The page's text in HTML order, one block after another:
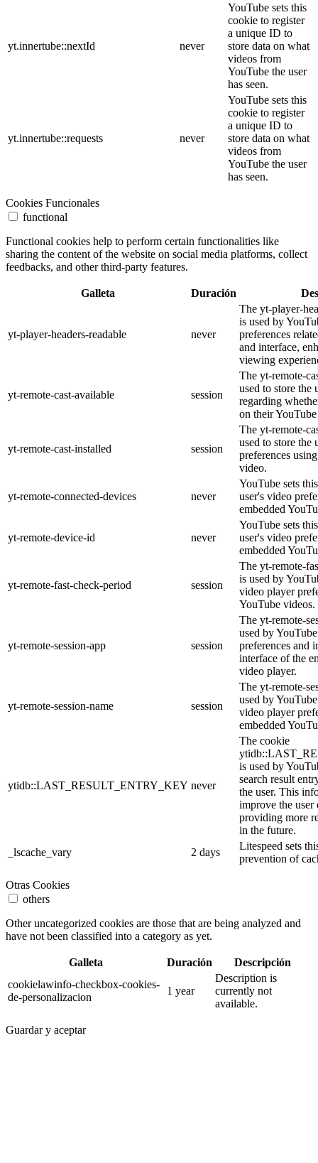
yt.innertube::nextId never
YouTube sets this
cookie to register
a unique ID to
store data on what
videos from
YouTube the user
has seen.
yt.innertube::requests never
YouTube sets this
cookie to register
a unique ID to
store data on what
videos from
YouTube the user
has seen.
Cookies Funcionales
functional
Functional cookies help to perform certain functionalities like
sharing the content of the website on social media platforms, collect
feedbacks, and other third-party features.
Galleta Duración
yt-player-headers-readable never
The yt-player-
is used by
preferences
and interface,
viewing
yt-remote-cast-available session
The yt-remote-
used to store the
regarding
on their
yt-remote-cast-installed session
The yt-remote-
used to store the
preferences
video.
yt-remote-connected-devices never
YouTube sets
user's video
embedded
yt-remote-device-id never
YouTube sets
user's video
embedded
yt-remote-fast-check-period session
The yt-remote-
is used by
video player
YouTube videos.
yt-remote-session-app session
The yt-remote-
used by
preferences and
interface of the
video player.
yt-remote-session-name session
The yt-remote-
used by
video player
embedded
ytidb::LAST_RESULT_ENTRY_KEY never
The cookie
is used by
search result
the user. This
improve the user
providing more
in the future.
_lscache_vary
2 days
Litespeed sets
prevention of
Otras Cookies
others
Other uncategorized cookies are those that are being analyzed and
have not been classified into a category as yet.
Galleta Duración
Descripción
cookielawinfo-checkbox-cookies-
de-personalizacion
1 year
Description is
currently not
available.
Guardar y aceptar